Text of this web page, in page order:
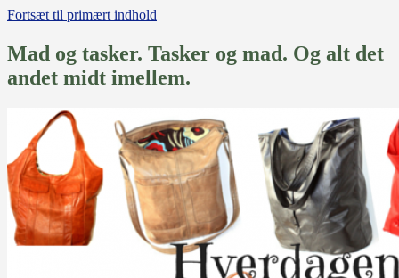
Fortsæt til primært indhold
Mad og tasker. Tasker og mad. Og alt det
andet midt imellem.